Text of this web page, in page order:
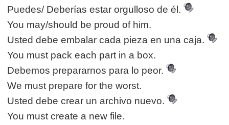
Puedes/ Deberías estar orgulloso de él.
You may/should be proud of him.
Usted debe embalar cada pieza en una caja.
You must pack each part in a box.
Debemos prepararnos para lo peor.
We must prepare for the worst.
Usted debe crear un archivo nuevo.
You must create a new file.